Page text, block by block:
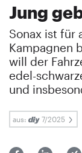
Jung
Sonax ist für
Kampagnen
will der
edel-
und
aus: 7/2025